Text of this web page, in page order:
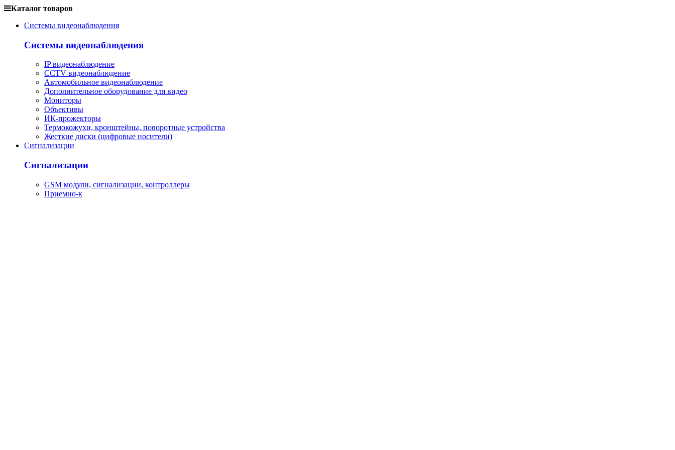
Каталог товаров
Системы видеонаблюдения
Системы видеонаблюдения
IP видеонаблюдение
CCTV видеонаблюдение
Автомобильное видеонаблюдение
Дополнительное оборудование для видео
Мониторы
Объективы
ИК-прожекторы
Термокожухи, кронштейны, поворотные устройства
Жесткие диски (цифровые носители)
Сигнализации
Сигнализации
GSM модули, сигнализации, контроллеры
Приемно-к